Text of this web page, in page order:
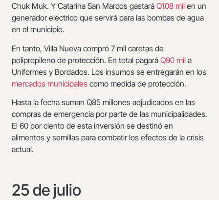
Chuk Muk. Y Catarina San Marcos gastará Q108 mil en un
generador eléctrico que servirá para las bombas de agua
en el municipio.
En tanto, Villa Nueva compró 7 mil caretas de
polipropileno de protección. En total pagará Q90 mil a
Uniformes y Bordados. Los insumos se entregarán en los
mercados municipales como medida de protección.
Hasta la fecha suman Q85 millones adjudicados en las
compras de emergencia por parte de las municipalidades.
El 60 por ciento de esta inversión se destinó en
alimentos y semillas para combatir los efectos de la crisis
actual.
25 de julio